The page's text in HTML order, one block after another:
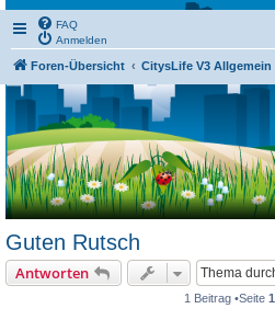
FAQ
Anmelden
Foren-Übersicht CitysLife V3 Allgemein
Guten Rutsch
Antworten
1 Beitrag •Seite 1